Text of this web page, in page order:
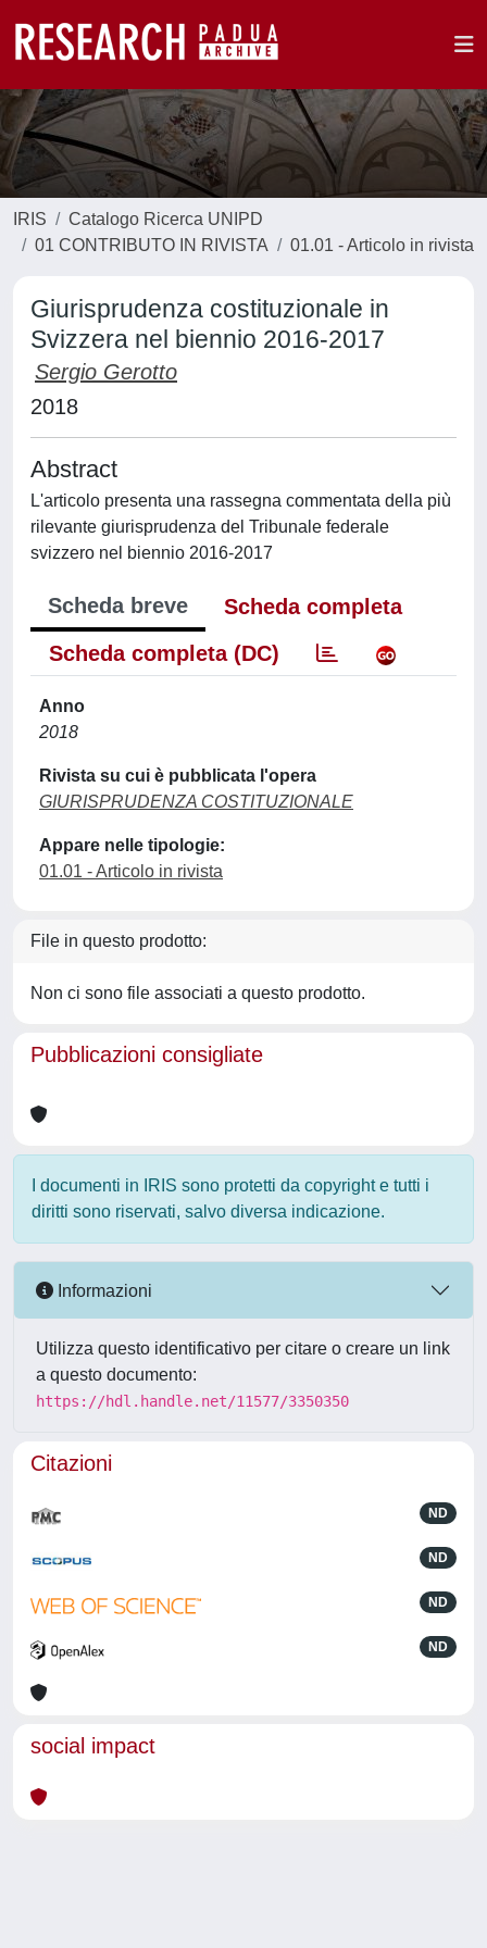
IRIS
Catalogo Ricerca UNIPD
01 CONTRIBUTO IN RIVISTA
01.01 - Articolo in rivista
Giurisprudenza costituzionale in
Svizzera nel biennio 2016-2017
Sergio Gerotto
2018
Abstract
L'articolo presenta una rassegna commentata della più
rilevante giurisprudenza del Tribunale federale
svizzero nel biennio 2016-2017
Scheda breve
Scheda completa
Scheda completa (DC)
Anno
2018
Rivista su cui è pubblicata l'opera
GIURISPRUDENZA COSTITUZIONALE
Appare nelle tipologie:
01.01 - Articolo in rivista
File in questo prodotto:
Non ci sono file associati a questo prodotto.
Pubblicazioni consigliate
I documenti in IRIS sono protetti da copyright e tutti i
diritti sono riservati, salvo diversa indicazione.
Informazioni
Utilizza questo identificativo per citare o creare un link
a questo documento:
https://hdl.handle.net/11577/3350350
Citazioni
ND
ND
ND
ND
social impact